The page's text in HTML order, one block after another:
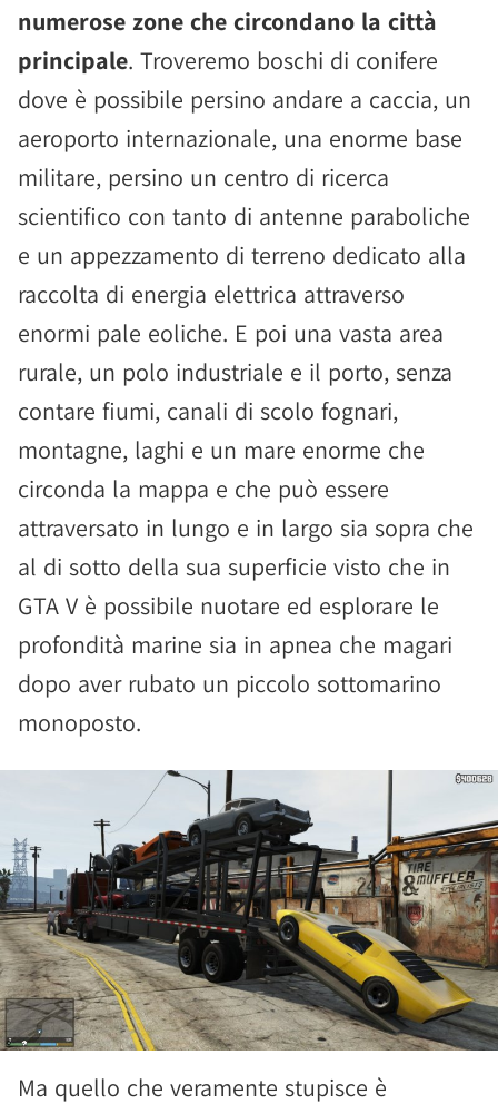
numerose zone che circondano la città
principale. Troveremo boschi di conifere
dove è possibile persino andare a caccia, un
aeroporto internazionale, una enorme base
militare, persino un centro di ricerca
scientifico con tanto di antenne paraboliche
e un appezzamento di terreno dedicato alla
raccolta di energia elettrica attraverso
enormi pale eoliche. E poi una vasta area
rurale, un polo industriale e il porto, senza
contare fiumi, canali di scolo fognari,
montagne, laghi e un mare enorme che
circonda la mappa e che può essere
attraversato in lungo e in largo sia sopra che
al di sotto della sua superficie visto che in
GTA V è possibile nuotare ed esplorare le
profondità marine sia in apnea che magari
dopo aver rubato un piccolo sottomarino
monoposto.
Ma quello che veramente stupisce è